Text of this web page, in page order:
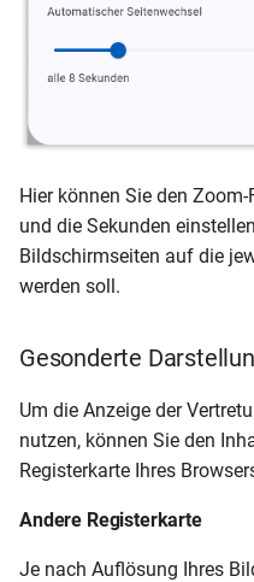
Hier können Sie den
und die Sekunden
Bildschirmseiten auf die
werden soll.
Gesonderte
Um die Anzeige der
nutzen, können Sie den
Registerkarte Ihres
Andere Registerkarte
Je nach Auflösung Ihres